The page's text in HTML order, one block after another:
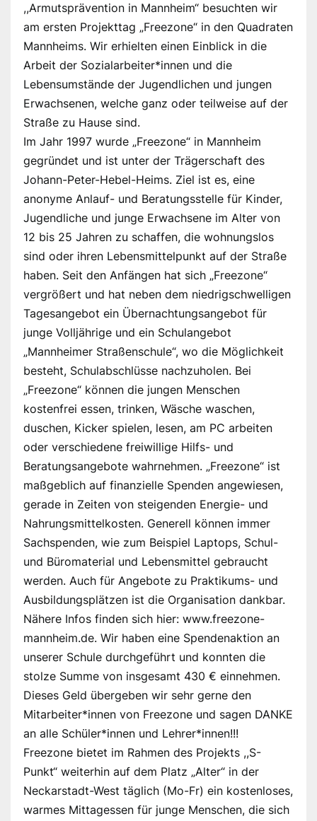
,,Armutsprävention in Mannheim“ besuchten wir
am ersten Projekttag „Freezone“ in den Quadraten
Mannheims. Wir erhielten einen Einblick in die
Arbeit der Sozialarbeiter*innen und die
Lebensumstände der Jugendlichen und jungen
Erwachsenen, welche ganz oder teilweise auf der
Straße zu Hause sind.
Im Jahr 1997 wurde „Freezone“ in Mannheim
gegründet und ist unter der Trägerschaft des
Johann-Peter-Hebel-Heims. Ziel ist es, eine
anonyme Anlauf- und Beratungsstelle für Kinder,
Jugendliche und junge Erwachsene im Alter von
12 bis 25 Jahren zu schaffen, die wohnungslos
sind oder ihren Lebensmittelpunkt auf der Straße
haben. Seit den Anfängen hat sich „Freezone“
vergrößert und hat neben dem niedrigschwelligen
Tagesangebot ein Übernachtungsangebot für
junge Volljährige und ein Schulangebot
„Mannheimer Straßenschule“, wo die Möglichkeit
besteht, Schulabschlüsse nachzuholen. Bei
„Freezone“ können die jungen Menschen
kostenfrei essen, trinken, Wäsche waschen,
duschen, Kicker spielen, lesen, am PC arbeiten
oder verschiedene freiwillige Hilfs- und
Beratungsangebote wahrnehmen. „Freezone“ ist
maßgeblich auf finanzielle Spenden angewiesen,
gerade in Zeiten von steigenden Energie- und
Nahrungsmittelkosten. Generell können immer
Sachspenden, wie zum Beispiel Laptops, Schul-
und Büromaterial und Lebensmittel gebraucht
werden. Auch für Angebote zu Praktikums- und
Ausbildungsplätzen ist die Organisation dankbar.
Nähere Infos finden sich hier: www.freezone-
mannheim.de. Wir haben eine Spendenaktion an
unserer Schule durchgeführt und konnten die
stolze Summe von insgesamt 430 € einnehmen.
Dieses Geld übergeben wir sehr gerne den
Mitarbeiter*innen von Freezone und sagen DANKE
an alle Schüler*innen und Lehrer*innen!!!
Freezone bietet im Rahmen des Projekts ,,S-
Punkt“ weiterhin auf dem Platz „Alter“ in der
Neckarstadt-West täglich (Mo-Fr) ein kostenloses,
warmes Mittagessen für junge Menschen, die sich